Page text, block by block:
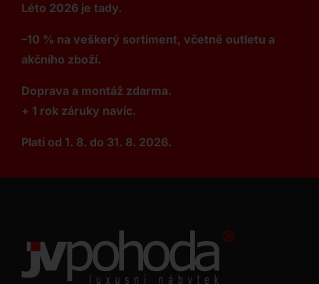
Léto 2026 je tady.
–10 % na veškerý sortiment, včetně outletu a
akčního zboží.
Doprava a montáž zdarma.
+ 1 rok záruky navíc.
Platí od 1. 8. do 31. 8. 2026.